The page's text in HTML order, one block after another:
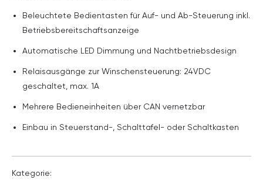
Beleuchtete Bedientasten für Auf- und Ab-Steuerung inkl.
Betriebsbereitschaftsanzeige
Automatische LED Dimmung und Nachtbetriebsdesign
Relaisausgänge zur Winschensteuerung: 24VDC
geschaltet, max. 1A
Mehrere Bedieneinheiten über CAN vernetzbar
Einbau in Steuerstand-, Schalttafel- oder Schaltkasten
Kategorie: